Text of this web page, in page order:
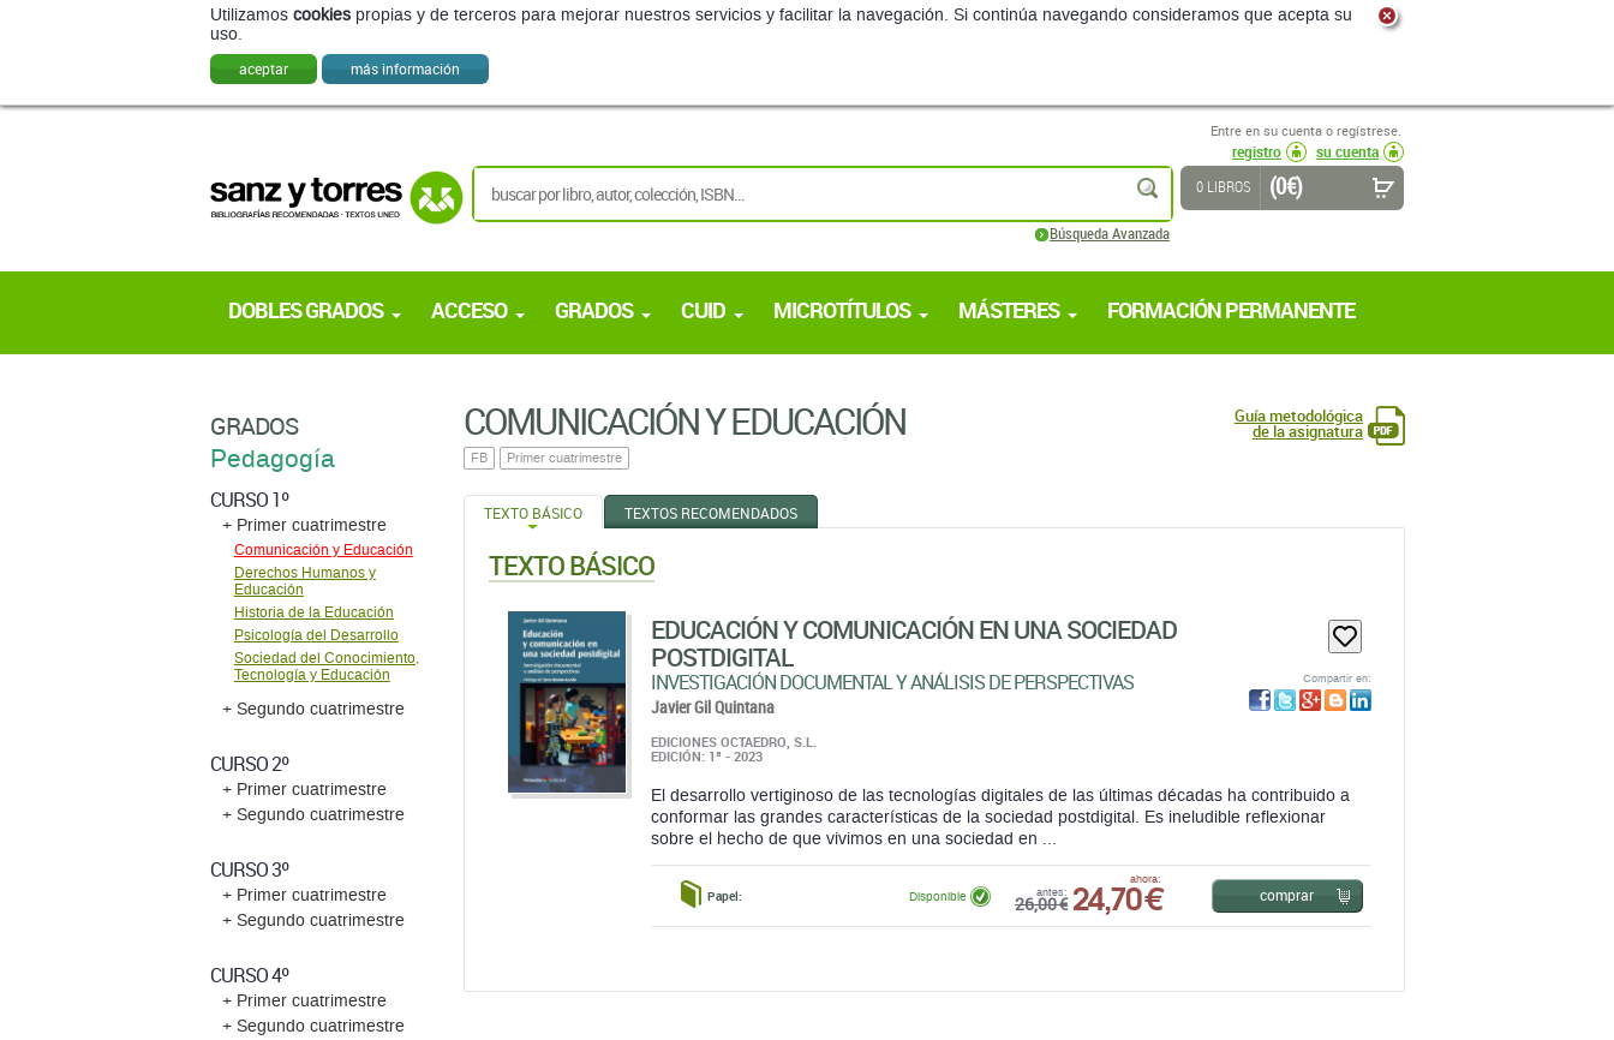
Utilizamos cookies propias y de terceros para mejorar nuestros servicios y facilitar la navegación. Si continúa navegando consideramos que acepta su
uso.
aceptar más información
Entre en su cuenta o regístrese.
registro
su cuenta
buscar
Búsqueda Avanzada
0 LIBROS (0 €)
DOBLES GRADOS ACCESO GRADOS CUID MICROTÍTULOS MÁSTERES FORMACIÓN PERMANENTE
COMUNICACIÓN Y EDUCACIÓN
FB Primer cuatrimestre
Guía metodológica
de la asignatura
TEXTO BÁSICO TEXTOS RECOMENDADOS
TEXTO BÁSICO
EDUCACIÓN Y COMUNICACIÓN EN UNA SOCIEDAD
POSTDIGITAL
INVESTIGACIÓN DOCUMENTAL Y ANÁLISIS DE PERSPECTIVAS
Javier Gil Quintana
EDICIONES OCTAEDRO, S.L.
EDICIÓN: 1ª - 2023
Compartir en:
El desarrollo vertiginoso de las tecnologías digitales de las últimas décadas ha contribuido a
conformar las grandes características de la sociedad postdigital. Es ineludible reflexionar
sobre el hecho de que vivimos en una sociedad en ...
Papel: antes:
26,00 €
ahora:
24,70 €
Disponible comprar
GRADOS
Pedagogía
CURSO 1º
+ Primer cuatrimestre
Comunicación y Educación
Derechos Humanos y
Educación
Historia de la Educación
Psicología del Desarrollo
Sociedad del Conocimiento,
Tecnología y Educación
+ Segundo cuatrimestre
CURSO 2º
+ Primer cuatrimestre
+ Segundo cuatrimestre
CURSO 3º
+ Primer cuatrimestre
+ Segundo cuatrimestre
CURSO 4º
+ Primer cuatrimestre
+ Segundo cuatrimestre